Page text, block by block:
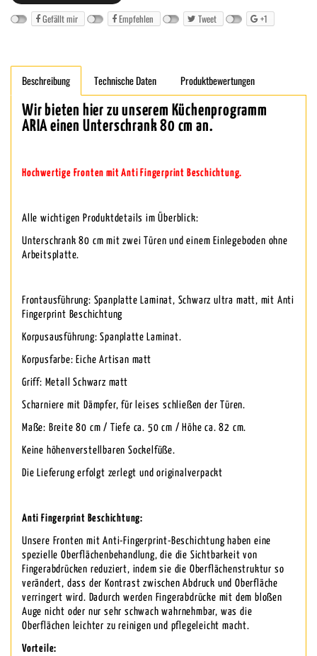
Gefällt mir Empfehlen Tweet +1
Beschreibung Technische Daten Produktbewertungen
Wir bieten hier zu unserem Küchenprogramm
ARIA einen Unterschrank 80 cm an.
Hochwertige Fronten mit Anti Fingerprint Beschichtung.
Alle wichtigen Produktdetails im Überblick:
Unterschrank 80 cm mit zwei Türen und einem Einlegeboden ohne
Arbeitsplatte.
Frontausführung: Spanplatte Laminat, Schwarz ultra matt, mit Anti
Fingerprint Beschichtung
Korpusausführung: Spanplatte Laminat.
Korpusfarbe: Eiche Artisan matt
Griff: Metall Schwarz matt
Scharniere mit Dämpfer, für leises schließen der Türen.
Maße: Breite 80 cm / Tiefe ca. 50 cm / Höhe ca. 82 cm.
Keine höhenverstellbaren Sockelfüße.
Die Lieferung erfolgt zerlegt und originalverpackt
Anti Fingerprint Beschichtung:
Unsere Fronten mit Anti-Fingerprint-Beschichtung haben eine
spezielle Oberflächenbehandlung, die die Sichtbarkeit von
Fingerabdrücken reduziert, indem sie die Oberflächenstruktur so
verändert, dass der Kontrast zwischen Abdruck und Oberfläche
verringert wird. Dadurch werden Fingerabdrücke mit dem bloßen
Auge nicht oder nur sehr schwach wahrnehmbar, was die
Oberflächen leichter zu reinigen und pflegeleicht macht.
Vorteile: